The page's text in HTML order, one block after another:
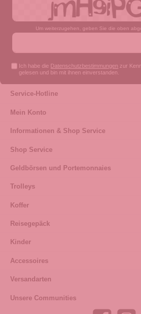
Um weiterzugehen, geben Sie die oben
Ich habe die Datenschutzbestimmungen zur
gelesen und bin mit ihnen einverstanden.
Service-Hotline
Mein Konto
Informationen & Shop Service
Shop Service
Geldbörsen und Portemonnaies
Trolleys
Koffer
Reisegepäck
Kinder
Accessoires
Versandarten
Unsere Communities